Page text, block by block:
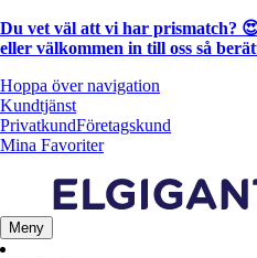
Du vet väl att vi har prismatch?
eller välkommen in till oss så
Hoppa över navigation
Kundtjänst
PrivatkundFöretagskund
Mina Favoriter
Meny